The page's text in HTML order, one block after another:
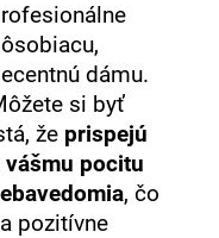
dámu.
si byť
že prispejú
vášmu pocitu
, čo
pozitívne